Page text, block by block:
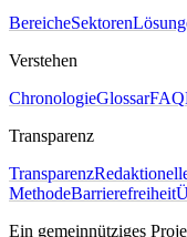
BereicheSektoren
Verstehen
ChronologieGlossarFAQ
Transparenz
Transparenz
MethodeBarrierefreiheit
Ein gemeinnütziges